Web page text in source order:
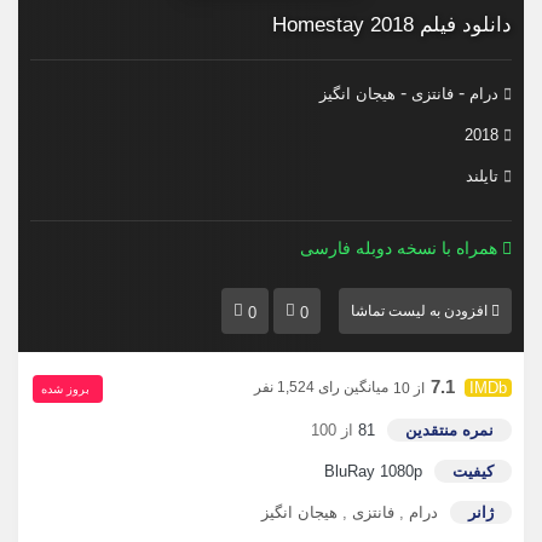
دانلود فیلم Homestay 2018
درام - فانتزی - هیجان انگیز
2018
تایلند
همراه با نسخه دوبله فارسی
افزودن به لیست تماشا 0
0
7.1 از 10 میانگین رای 1,524 نفر
نمره منتقدین 81 از 100
کیفیت BluRay 1080p
ژانر درام , فانتزی , هیجان انگیز
بروز‌ شده